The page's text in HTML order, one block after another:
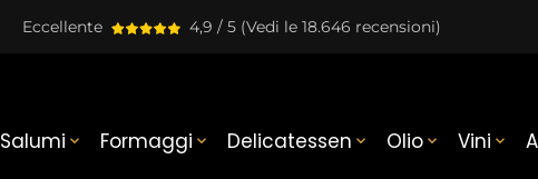
Eccellente 4,9 / 5 (Vedi le 18.646 recensioni)
Salumi  Formaggi  Delicatessen  Olio  Vini 